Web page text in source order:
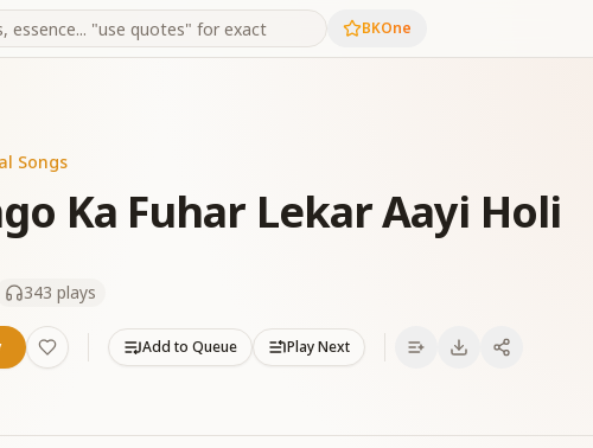
BKOne
Songs
Ka Fuhar Lekar Aayi Holi
343 plays
Add to Queue Play Next